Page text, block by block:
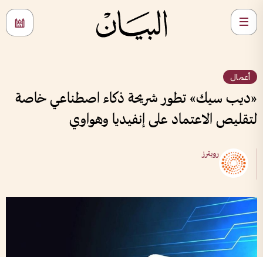
أعمال
«ديب سيك» تطور شريحة ذكاء اصطناعي خاصة
لتقليص الاعتماد على إنفيديا وهواوي
رويترز